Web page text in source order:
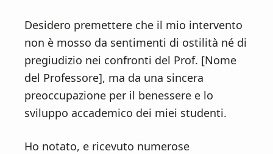
Desidero premettere che il mio intervento
non è mosso da sentimenti di ostilità né di
pregiudizio nei confronti del Prof. [Nome
del Professore], ma da una sincera
preoccupazione per il benessere e lo
sviluppo accademico dei miei studenti.
Ho notato, e ricevuto numerose